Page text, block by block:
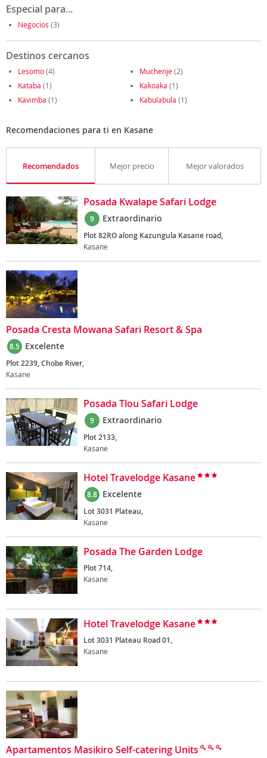
Especial para...
Negocios (3)
Destinos cercanos
Lesomo(4) Muchenje(2)
Kataba (1) Kakoaka (1)
Kavimba (1) Kabulabula (1)
Recomendaciones para ti en Kasane
Recomendados Mejor precio Mejor valorados
Posada Kwalape Safari Lodge
9 Extraordinario
Plot 82RO along Kazungula Kasane road,
Kasane
Posada Cresta Mowana Safari Resort & Spa
8.5 Excelente
Plot 2239, Chobe River,
Kasane
Posada Tlou Safari Lodge
9 Extraordinario
Plot 2133,
Kasane
Hotel Travelodge Kasane
8.8 Excelente
Lot 3031 Plateau,
Kasane
Posada The Garden Lodge
Plot 714,
Kasane
Hotel Travelodge Kasane
Lot 3031 Plateau Road 01,
Kasane
Apartamentos Masikiro Self-catering Units